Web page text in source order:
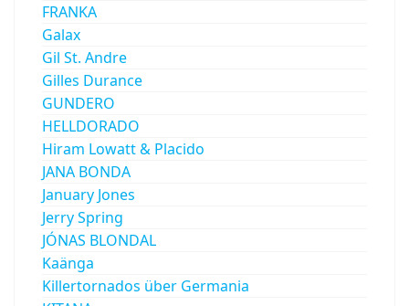
FRANKA
Galax
Gil St. Andre
Gilles Durance
GUNDERO
HELLDORADO
Hiram Lowatt & Placido
JANA BONDA
January Jones
Jerry Spring
JÓNAS BLONDAL
Kaänga
Killertornados über Germania